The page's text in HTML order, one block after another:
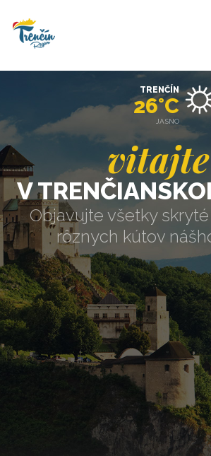
vitajte
V
Objavujte všetky
rôznych kútov
TRENČÍN
26°C
JASNO